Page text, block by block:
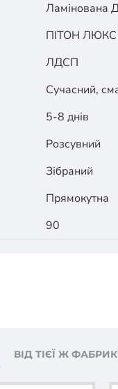
ПІТОН ЛЮКС
ЛДСП
Сучасний,
5-8 днів
Розсувний
Зібраний
Прямокутна
90
ВІД ТІЄЇ Ж